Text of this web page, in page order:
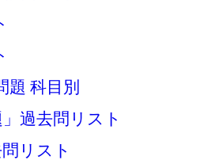
題 科目別
」過去問リスト
リスト